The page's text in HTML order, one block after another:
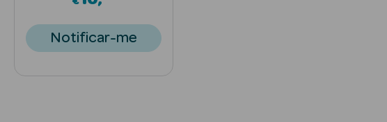
Notificar-me